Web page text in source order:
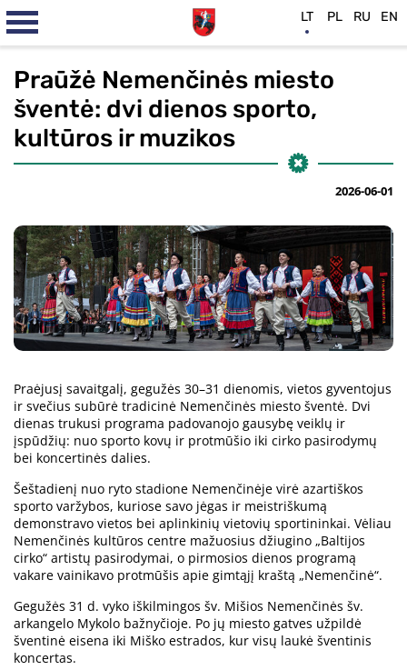
Praūžė Nemenčinės miesto
šventė: dvi dienos sporto,
kultūros ir muzikos
2026-06-01
Praėjusį savaitgalį, gegužės 30–31 dienomis, vietos gyventojus
ir svečius subūrė tradicinė Nemenčinės miesto šventė. Dvi
dienas trukusi programa padovanojo gausybę veiklų ir
įspūdžių: nuo sporto kovų ir protmūšio iki cirko pasirodymų
bei koncertinės dalies.
Šeštadienį nuo ryto stadione Nemenčinėje virė azartiškos
sporto varžybos, kuriose savo jėgas ir meistriškumą
demonstravo vietos bei aplinkinių vietovių sportininkai. Vėliau
Nemenčinės kultūros centre mažuosius džiugino „Baltijos
cirko“ artistų pasirodymai, o pirmosios dienos programą
vakare vainikavo protmūšis apie gimtąjį kraštą „Nemenčinė“.
Gegužės 31 d. vyko iškilmingos šv. Mišios Nemenčinės šv.
arkangelo Mykolo bažnyčioje. Po jų miesto gatves užpildė
šventinė eisena iki Miško estrados, kur visų laukė šventinis
koncertas.
LT PL RU EN